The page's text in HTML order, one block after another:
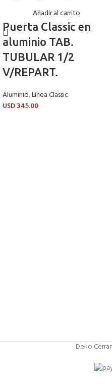
Añadir al carrito
Puerta Classic en
aluminio TAB.
TUBULAR 1/2
V/REPART.
Aluminio,Línea Classic
USD345.00
Deko